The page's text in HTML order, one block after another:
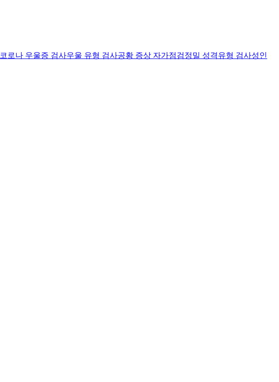
코로나 우울증 검사우울 유형 검사공황 증상 자가점검정밀 성격유형 검사성인